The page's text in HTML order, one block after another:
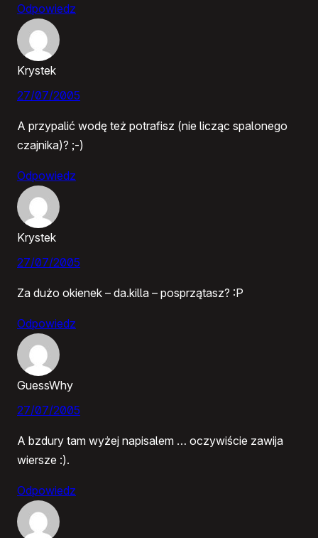
Odpowiedz
Krystek
27/07/2005
A przypalić wodę też potrafisz (nie licząc spalonego
czajnika)? ;-)
Odpowiedz
Krystek
27/07/2005
Za dużo okienek – da.killa – posprzątasz? :P
Odpowiedz
GuessWhy
27/07/2005
A bzdury tam wyżej napisalem … oczywiście zawija
wiersze :).
Odpowiedz